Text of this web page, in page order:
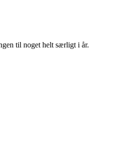
til noget helt særligt i år.